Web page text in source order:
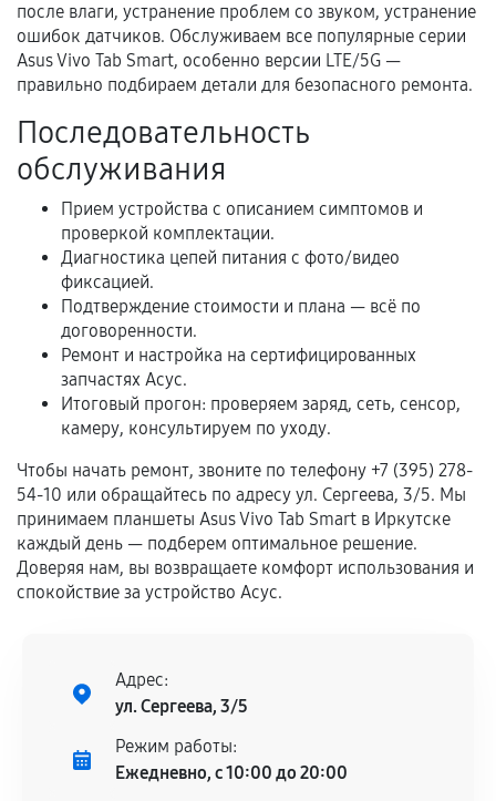
механические повреждения, попадание влаги,
перегрев, коррозия.
Самостоятельный ремонт или вмешательство
Естественный износ деталей, если иное не
предусмотрено отдельно.
Обращение после окончания гарантийного
срока.
Программные сбои, если это не указано в
отдельных условиях.
Если комплектующие куплены
самостоятельно
Гарантия на выполненные работы может
сохраняться полностью или частично, если
соблюдены следующие условия:
Предоставленные детали подходят по
техническим параметрам и не имеют внешних
дефектов.
При этом гарантия на сами комплектующие
остается на стороне производителя или
продавца. За качество сторонних деталей
сервисный центр ответственности не несет.
после влаги, устранение проблем со звуком, устранение
ошибок датчиков. Обслуживаем все популярные серии
Asus Vivo Tab Smart, особенно версии LTE/5G —
правильно подбираем детали для безопасного ремонта.
Последовательность
обслуживания
Прием устройства с описанием симптомов и
проверкой комплектации.
Диагностика цепей питания с фото/видео
фиксацией.
Подтверждение стоимости и плана — всё по
договоренности.
Ремонт и настройка на сертифицированных
запчастях Асус.
Итоговый прогон: проверяем заряд, сеть, сенсор,
камеру, консультируем по уходу.
Чтобы начать ремонт, звоните по телефону +7 (395) 278-
54-10 или обращайтесь по адресу ул. Сергеева, 3/5. Мы
принимаем планшеты Asus Vivo Tab Smart в Иркутске
каждый день — подберем оптимальное решение.
Доверяя нам, вы возвращаете комфорт использования и
спокойствие за устройство Асус.
Адрес:
ул. Сергеева, 3/5
Режим работы:
Ежедневно, с 10:00 до 20:00